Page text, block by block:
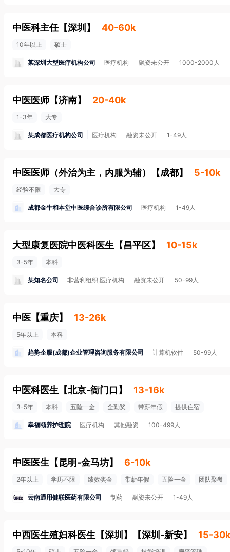
中医科主任 【深圳 】 40-60k
10年以上 硕士
某深圳大型医疗机构公司 医疗机构 融资未公开 1000-2000人
中医医师 【济南】 20-40k
1-3年 大专
某成都医疗机构公司 医疗机构 融资未公开 1-49人
中医医师（外治为主，内服为辅） 【成都】 5-10k
经验不限 大专
成都金牛和本堂中医综合诊所有限公司 医疗机构 1-49人
大型康复医院中医科医生 【昌平区】 10-15k
3-5年 本科
某知名公司 非营利组织,医疗机构 融资未公开 50-99人
中医 【重庆】 13-26k
5年以上 本科
趋势企服(成都)企业管理咨询服务有限公司 计算机软件 50-99人
中医科医生 【北京-衙门口 】 13-16k
3-5年 本科 五险一金 全勤奖 带薪年假 提供住宿
幸福颐养护理院 医疗机构 其他融资 100-499人
中医医生 【昆明-金马坊】 6-10k
2年以上 学历不限 绩效奖金 带薪年假 五险一金 团队聚餐
云南通用健联医药有限公司 制药 融资未公开 1-49人
中西医生殖妇科医生【深圳】 【深圳-新安】 15-30k